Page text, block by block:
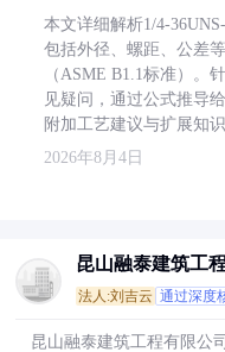
本文详细解析1/4-
包括外径、螺距、公差
（ASME B1.1标准）。
见疑问，通过公式推导
附加工艺建议与扩展知识
2026年8月4日
昆山融泰建筑工
法人:刘吉云 通过深度
昆山融泰建筑工程有限公